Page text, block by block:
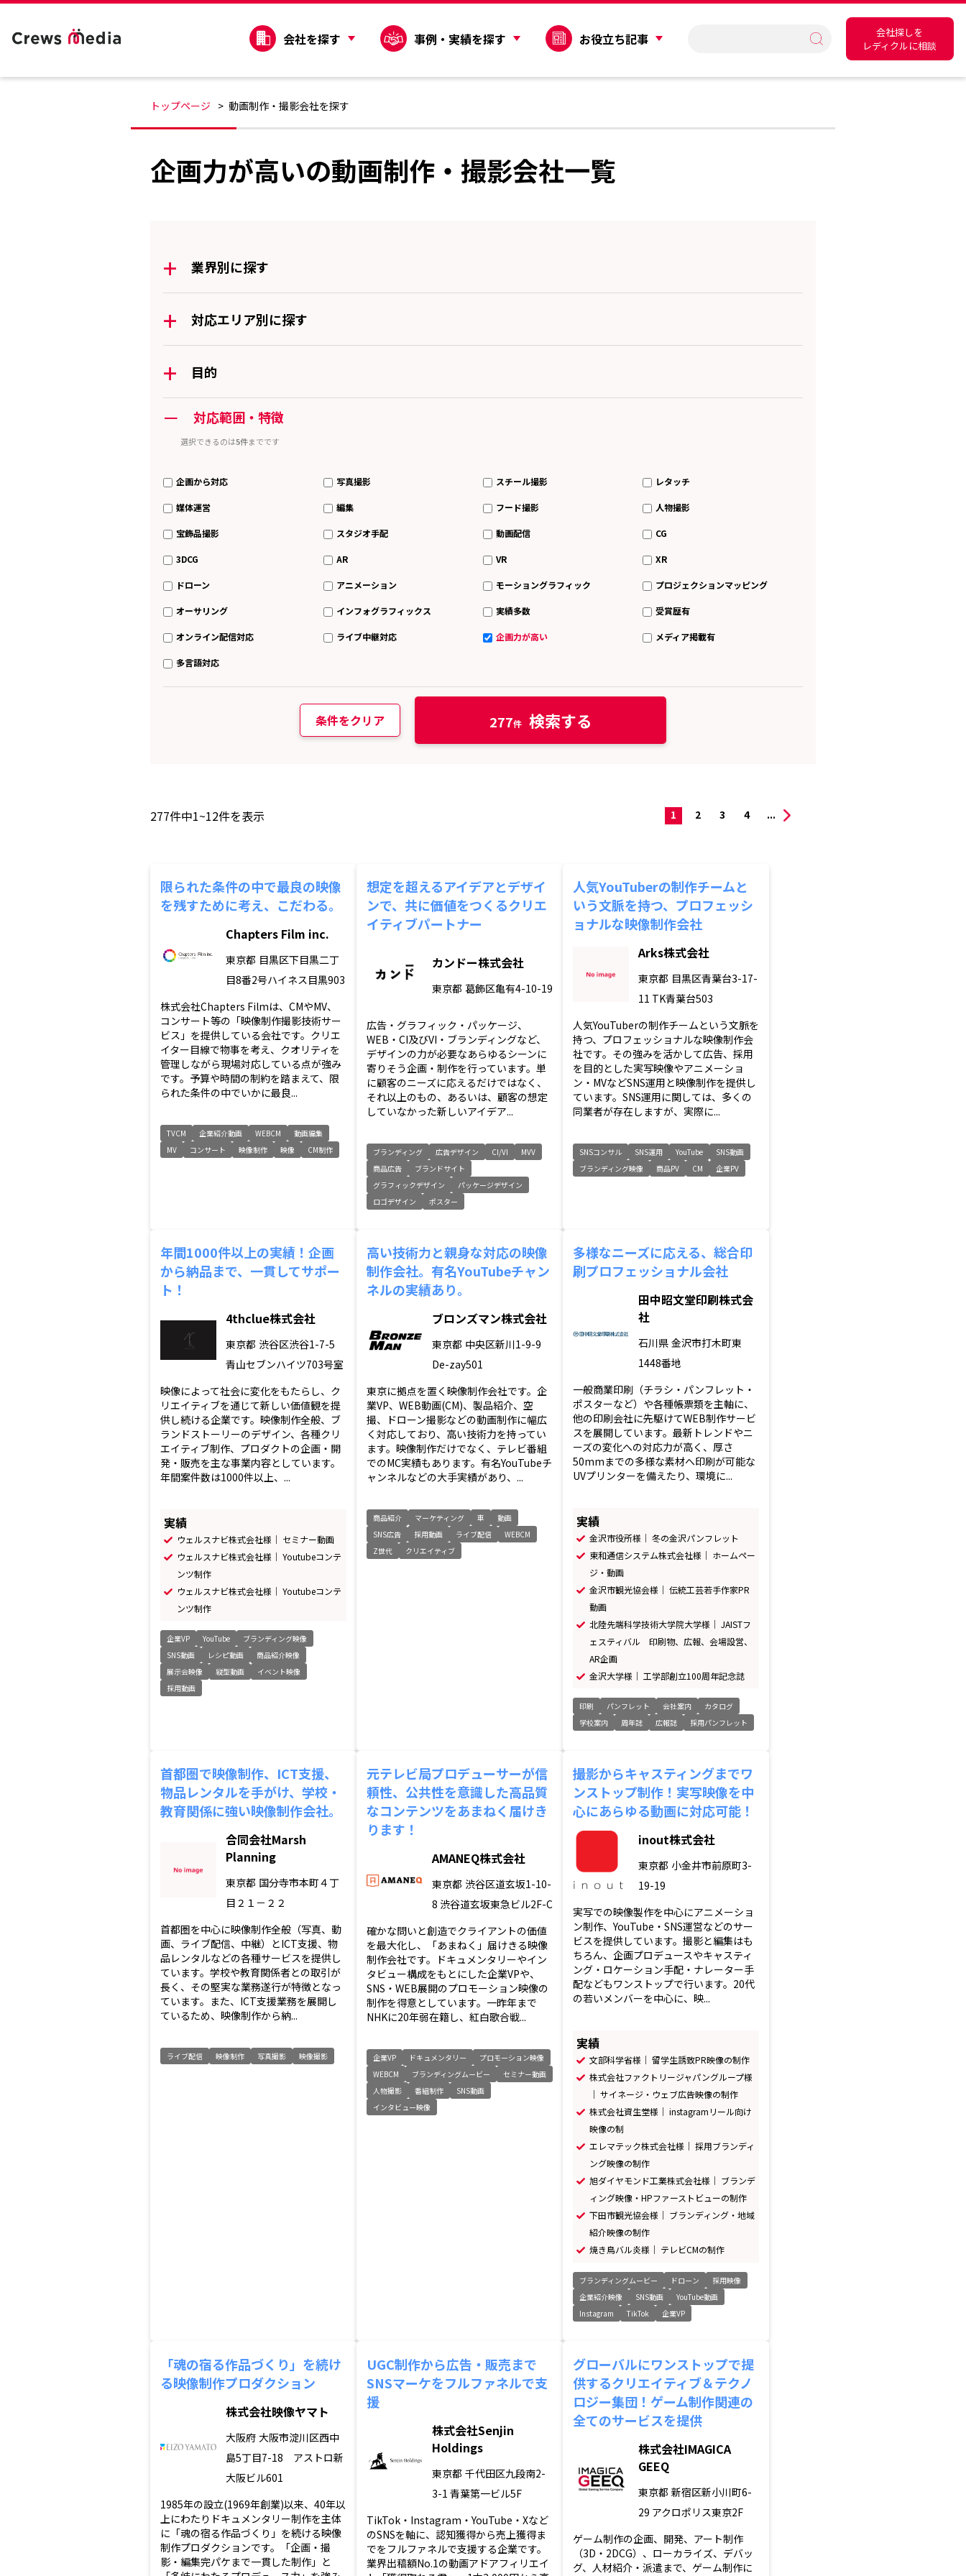
会社を探す 事例・実績を探す お役立ち記事
会社探しを
レディクルに相談
トップページ 動画制作・撮影会社を探す
企画力が高いの動画制作・撮影会社一覧
+ 業界別に探す
+ 対応エリア別に探す
+ 目的
ー 対応範囲・特徴
選択できるのは5件までです
企画から対応 写真撮影 スチール撮影 レタッチ
媒体運営 編集 フード撮影 人物撮影
宝飾品撮影 スタジオ手配 動画配信 CG
3DCG AR VR XR
ドローン アニメーション モーショングラフィック プロジェクションマッピング
オーサリング インフォグラフィックス 実績多数 受賞歴有
オンライン配信対応 ライブ中継対応 企画力が高い メディア掲載有
多言語対応
条件をクリア 277 検索する
277件中1~12件を表示 1 2 3 4 ...
限られた条件の中で最良の映像
を残すために考え、こだわる。
Chapters Film inc.
東京都 目黒区下目黒二丁
目8番2号ハイネス目黒903
株式会社Chapters Filmは、CMやMV、
コンサート等の「映像制作撮影技術サー
ビス」を提供している会社です。クリエ
イター目線で物事を考え、クオリティを
管理しながら現場対応している点が強み
です。予算や時間の制約を踏まえて、限
られた条件の中でいかに最良...
TVCM 企業紹介動画 WEBCM
動画編集
MV
コンサート 映像制作 映像 CM制作
想定を超えるアイデアとデザイ
ンで、共に価値をつくるクリエ
イティブパートナー
カンドー株式会社
東京都 葛飾区亀有4-10-19
広告・グラフィック・パッケージ、
WEB・CI及びVI・ブランディングなど、
デザインの力が必要なあらゆるシーンに
寄りそう企画・制作を行っています。単
に顧客のニーズに応えるだけではなく、
それ以上のもの、あるいは、顧客の想定
していなかった新しいアイデア...
ブランディング 広告デザイン CI/VI
MVV
商品広告
ブランドサイト
グラフィックデザイン
パッケージデザイン
ロゴデザイン
ポスター
人気YouTuberの制作チームと
いう文脈を持つ、プロフェッシ
ョナルな映像制作会社
Arks株式会社
東京都 目黒区青葉台3-17-
11 TK青葉台503
人気YouTuberの制作チームという文脈を
持つ、プロフェッショナルな映像制作会
社です。その強みを活かして広告、採用
を目的とした実写映像やアニメーショ
ン・MVなどSNS運用と映像制作を提供し
ています。SNS運用に関しては、多くの
同業者が存在しますが、実際に...
SNSコンサル SNS運用 YouTube
SNS動画
ブランディング映像
商品PV CM 企業PV
年間1000件以上の実績！企画
から納品まで、一貫してサポー
ト！
4thclue株式会社
東京都 渋谷区渋谷1-7-5
青山セブンハイツ703号室
映像によって社会に変化をもたらし、ク
リエイティブを通じて新しい価値観を提
供し続ける企業です。映像制作全般、ブ
ランドストーリーのデザイン、各種クリ
エイティブ制作、プロダクトの企画・開
発・販売を主な事業内容としています。
年間案件数は1000件以上、...
実績
ウェルスナビ株式会社様｜ セミナー動画
ウェルスナビ株式会社様｜ Youtubeコンテ
ンツ制作
ウェルスナビ株式会社様｜ Youtubeコンテ
ンツ制作
企業VP YouTube
ブランディング映像
SNS動画
レシピ動画
商品紹介映像
展示会映像
縦型動画
イベント映像
採用動画
高い技術力と親身な対応の映像
制作会社。有名YouTubeチャン
ネルの実績あり。
ブロンズマン株式会社
東京都 中央区新川1-9-9
De-zay501
東京に拠点を置く映像制作会社です。企
業VP、WEB動画(CM)、製品紹介、空
撮、ドローン撮影などの動画制作に幅広
く対応しており、高い技術力を持ってい
ます。映像制作だけでなく、テレビ番組
でのMC実績もあります。有名YouTubeチ
ャンネルなどの大手実績があり、...
商品紹介 マーケティング 車
動画
SNS広告
採用動画 ライブ配信
WEBCM
Z世代
クリエイティブ
多様なニーズに応える、総合印
刷プロフェッショナル会社
田中昭文堂印刷株式会
社
石川県 金沢市打木町東
1448番地
一般商業印刷（チラシ・パンフレット・
ポスターなど）や各種帳票類を主軸に、
他の印刷会社に先駆けてWEB制作サービ
スを展開しています。最新トレンドやニ
ーズの変化への対応力が高く、厚さ
50mmまでの多様な素材へ印刷が可能な
UVプリンターを備えたり、環境に...
実績
金沢市役所様｜ 冬の金沢パンフレット
東和通信システム株式会社様｜ ホームペー
ジ・動画
金沢市観光協会様｜ 伝統工芸若手作家PR
動画
北陸先端科学技術大学院大学様｜ JAISTフ
ェスティバル 印刷物、広報、会場設営、
AR企画
金沢大学様｜ 工学部創立100周年記念誌
印刷 パンフレット 会社案内
カタログ
学校案内
周年誌 広報誌 採用パンフレット
首都圏で映像制作、ICT支援、
物品レンタルを手がけ、学校・
教育関係に強い映像制作会社。
合同会社Marsh
Planning
東京都 国分寺市本町４丁
目２１－２２
首都圏を中心に映像制作全般（写真、動
画、ライブ配信、中継）とICT支援、物
品レンタルなどの各種サービスを提供し
ています。学校や教育関係者との取引が
長く、その堅実な業務遂行が特徴となっ
ています。また、ICT支援業務を展開し
ているため、映像制作から納...
ライブ配信 映像制作 写真撮影 映像撮影
元テレビ局プロデューサーが信
頼性、公共性を意識した高品質
なコンテンツをあまねく届けき
ります！
AMANEQ株式会社
東京都 渋谷区道玄坂1-10-
8 渋谷道玄坂東急ビル2F-C
確かな問いと創造でクライアントの価値
を最大化し、「あまねく」届けきる映像
制作会社です。ドキュメンタリーやイン
タビュー構成をもとにした企業VPや、
SNS・WEB展開のプロモーション映像の
制作を得意としています。一昨年まで
NHKに20年弱在籍し、紅白歌合戦...
企業VP ドキュメンタリー
プロモーション映像
WEBCM
ブランディングムービー
セミナー動画
人物撮影
番組制作
SNS動画
インタビュー映像
撮影からキャスティングまでワ
ンストップ制作！実写映像を中
心にあらゆる動画に対応可能！
inout株式会社
東京都 小金井市前原町3-
19-19
実写での映像製作を中心にアニメーショ
ン制作、YouTube・SNS運営などのサー
ビスを提供しています。撮影と編集はも
ちろん、企画プロデュースやキャスティ
ング・ロケーション手配・ナレーター手
配などもワンストップで行います。20代
の若いメンバーを中心に、映...
実績
文部科学省様｜ 留学生誘致PR映像の制作
株式会社ファクトリージャパングループ様
｜ サイネージ・ウェブ広告映像の制作
株式会社資生堂様｜ instagramリール向け
映像の制
エレマテック株式会社様｜ 採用ブランディ
ング映像の制作
旭ダイヤモンド工業株式会社様｜ ブランデ
ィング映像・HPファーストビューの制作
下田市観光協会様｜ ブランディング・地域
紹介映像の制作
焼き鳥バル炎様｜ テレビCMの制作
ブランディングムービー ドローン
採用映像
企業紹介映像
SNS動画
YouTube動画
Instagram
TikTok 企業VP
「魂の宿る作品づくり」を続け
る映像制作プロダクション
株式会社映像ヤマト
大阪府 大阪市淀川区西中
島5丁目7-18 アストロ新
大阪ビル601
1985年の設立(1969年創業)以来、40年以
上にわたりドキュメンタリー制作を主体
に「魂の宿る作品づくり」を続ける映像
制作プロダクションです。「企画・撮
影・編集完パケまで一貫した制作」と
UGC制作から広告・販売まで
SNSマーケをフルファネルで支
援
株式会社Senjin
Holdings
東京都 千代田区九段南2-
3-1 青葉第一ビル5F
TikTok・Instagram・YouTube・Xなど
のSNSを軸に、認知獲得から売上獲得ま
でをフルファネルで支援する企業です。
業界出稿額No.1の動画アドアフィリエイ
グローバルにワンストップで提
供するクリエイティブ＆テクノ
ロジー集団！ゲーム制作関連の
全てのサービスを提供
株式会社IMAGICA
GEEQ
東京都 新宿区新小川町6-
29 アクロポリス東京2F
ゲーム制作の企画、開発、アート制作
（3D・2DCG）、ローカライズ、デバッ
グ、人材紹介・派遣まで、ゲーム制作に